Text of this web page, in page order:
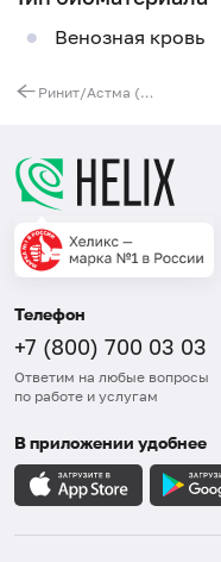
Венозная кровь
Ринит/Астма (взрослый профиль)
Телефон
+7 (800) 700 03 03
Ответим на любые вопросы
по работе и услугам
В приложении удобнее